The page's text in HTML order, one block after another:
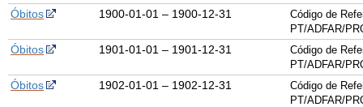
Óbitos 1900-01-01 – 1900-12-31
Código de
PT/ADFAR/
Óbitos 1901-01-01 – 1901-12-31
Código de
PT/ADFAR/
Óbitos 1902-01-01 – 1902-12-31
Código de
PT/ADFAR/